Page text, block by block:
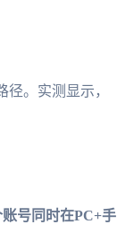
。实测显示，
账号同时在PC+手